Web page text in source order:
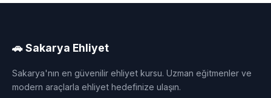
🚗 Sakarya Ehliyet
Sakarya'nın en güvenilir ehliyet kursu. Uzman eğitmenler ve
modern araçlarla ehliyet hedefinize ulaşın.